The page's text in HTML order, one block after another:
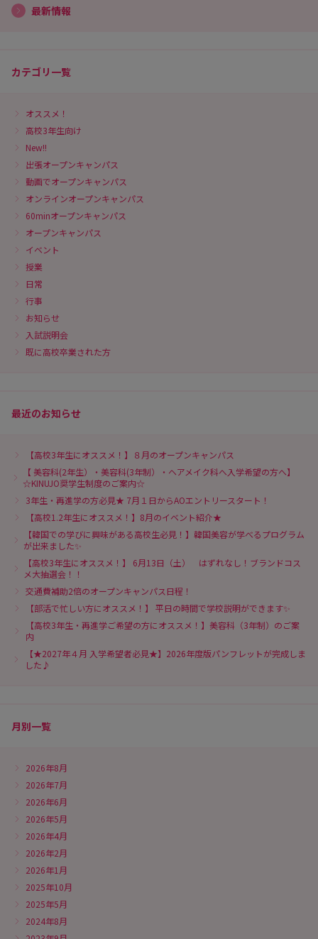
最新情報
カテゴリ一覧
オススメ！
高校3年生向け
New!!
出張オープンキャンパス
動画でオープンキャンパス
オンラインオープンキャンパス
60minオープンキャンパス
オープンキャンパス
イベント
授業
日常
行事
お知らせ
入試説明会
既に高校卒業された方
最近のお知らせ
【高校3年生にオススメ！】８月のオープンキャンパス
【 美容科(2年生）・美容科(3年制）・ヘアメイク科へ入学希望の方へ】
☆KINUJO奨学生制度のご案内☆
3年生・再進学の方必見★ 7月１日からAOエントリースタート！
【高校1.2年生にオススメ！】8月のイベント紹介★
【韓国での学びに興味がある高校生必見！】韓国美容が学べるプログラム
が出来ました✨
【高校3年生にオススメ！】 6月13日（土） はずれなし！ブランドコス
メ大抽選会！！
交通費補助2倍のオープンキャンパス日程！
【部活で忙しい方にオススメ！】 平日の時間で学校説明ができます✨
【高校3年生・再進学ご希望の方にオススメ！】美容科（3年制）のご案
内
【★2027年４月 入学希望者必見★】2026年度版パンフレットが完成しま
した♪
月別一覧
2026年8月
2026年7月
2026年6月
2026年5月
2026年4月
2026年2月
2026年1月
2025年10月
2025年5月
2024年8月